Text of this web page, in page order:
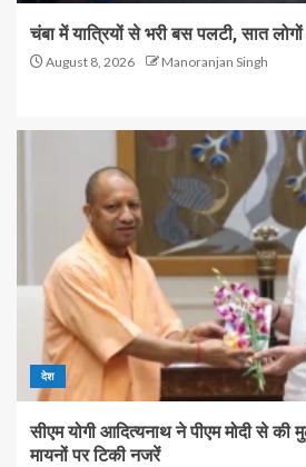
चंबा में यात्रियों से भरी बस पलटी, सात
August 8, 2026 Manoranjan Singh
देश
सीएम योगी आदित्यनाथ ने पीएम मोदी से
मायनों पर टिकी नजरें